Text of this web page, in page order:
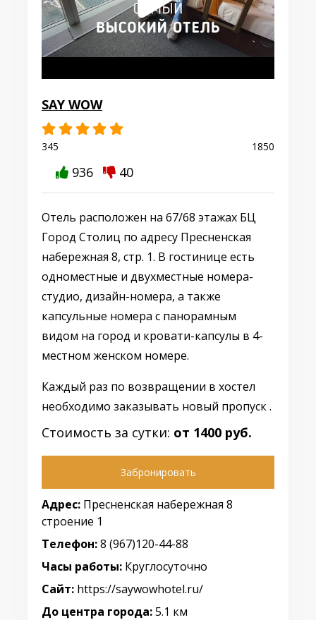
SAY WOW
345 1850
936 40
Отель расположен на 67/68 этажах БЦ
Город Столиц по адресу Пресненская
набережная 8, стр. 1. В гостинице есть
одноместные и двухместные номера-
студио, дизайн-номера, а также
капсульные номера с панорамным
видом на город и кровати-капсулы в 4-
местном женском номере.
Каждый раз по возвращении в хостел
необходимо заказывать новый пропуск .
Стоимость за сутки: от 1400 руб.
Забронировать
Адрес: Пресненская набережная 8
строение 1
Телефон:8 (967)120-44-88
Часы работы: Круглосуточно
Сайт: https://saywowhotel.ru/
До центра города:5.1 км